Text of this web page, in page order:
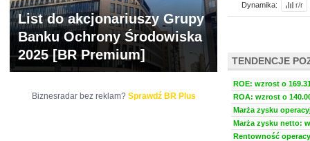
Dynamika: r/r
TENDENCJE
ROE: wzrost o
ROA: wzrost o
Marża zysku
Marża zysku netto:
Rentowność
List do akcjonariuszy Grupy
Banku Ochrony Środowiska
2025 [BR Premium]
Biznesradar bez reklam? Sprawdź BR Plus